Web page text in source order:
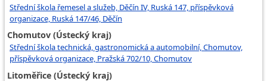
Střední škola řemesel a služeb, Děčín IV, Ruská 147, příspěvková
organizace, Ruská 147/46, Děčín
Chomutov (Ústecký kraj)
Střední škola technická, gastronomická a automobilní, Chomutov,
příspěvková organizace, Pražská 702/10, Chomutov
Litoměřice (Ústecký kraj)